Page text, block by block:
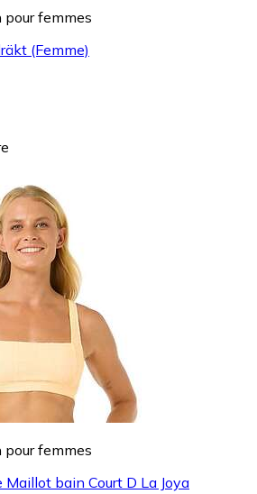
femmes
(Femme)
femmes
Maillot bain Court D La Joya